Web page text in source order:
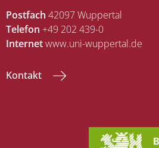
Postfach 42097 Wuppertal
Telefon +49 202 439-0
Internetwww.uni-wuppertal.de
Kontakt